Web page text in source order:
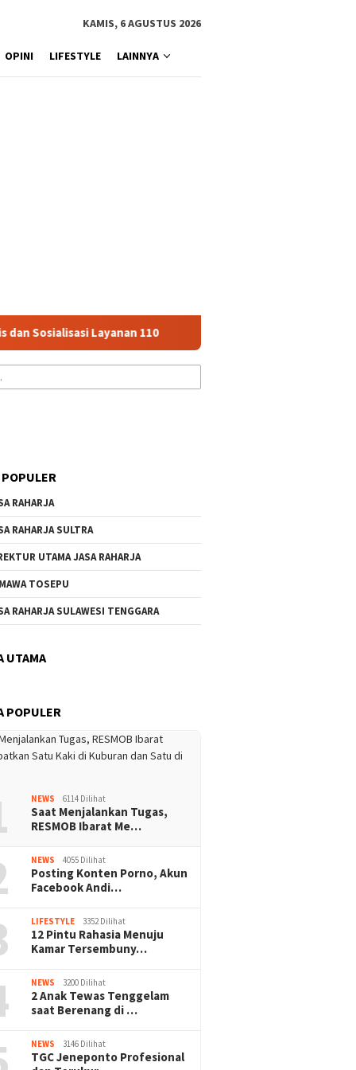
KAMIS, 6 AGUSTUS 2026
OPINI LIFESTYLE LAINNYA
Layanan 110 Jasa Raharja Serahkan Santunan
RAHARJA
RAHARJA SULTRA
UTAMA JASA RAHARJA
TOSEPU
RAHARJA SULAWESI TENGGARA
UTAMA
POPULER
NEWS 6114 Dilihat
Saat Menjalankan Tugas,
RESMOB Ibarat Me…
NEWS 4055 Dilihat
Posting Konten Porno, Akun
Facebook Andi…
LIFESTYLE 3352 Dilihat
12 Pintu Rahasia Menuju
Kamar Tersembuny…
NEWS 3200 Dilihat
2 Anak Tewas Tenggelam
saat Berenang di …
NEWS 3146 Dilihat
TGC Jeneponto Profesional